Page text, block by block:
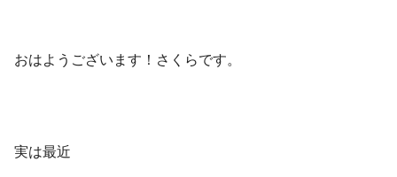
おはようございます！さくらです。
実は最近